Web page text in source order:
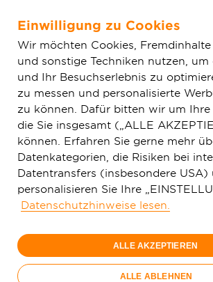
Zum Hauptinhalt springen
Glasfaser & Ausbau Ausbaugebiete
Hohenstein
150 Mbit/s
29,99
€/
Nur bis 15.09.
Jetzt bestellen
Einwilligung zu Cookies
Wir möchten Cookies,
und sonstige Techniken nutzen, um
und Ihr Besuchserlebnis zu
zu messen und personalisierte
zu können. Dafür bitten wir um Ihre
die Sie insgesamt („ALLE
können. Erfahren Sie gerne mehr
Datenkategorien, die Risiken bei
Datentransfers (insbesondere USA)
personalisieren Sie Ihre
Datenschutzhinweise lesen.
ALLE AKZEPTIEREN
ALLE ABLEHNEN